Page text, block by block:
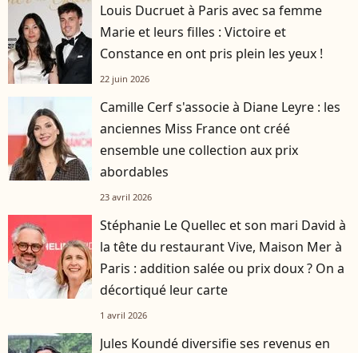
Louis Ducruet à Paris avec sa femme
Marie et leurs filles : Victoire et
Constance en ont pris plein les yeux !
22 juin 2026
Camille Cerf s'associe à Diane Leyre : les
anciennes Miss France ont créé
ensemble une collection aux prix
abordables
23 avril 2026
Stéphanie Le Quellec et son mari David à
la tête du restaurant Vive, Maison Mer à
Paris : addition salée ou prix doux ? On a
décortiqué leur carte
1 avril 2026
Jules Koundé diversifie ses revenus en